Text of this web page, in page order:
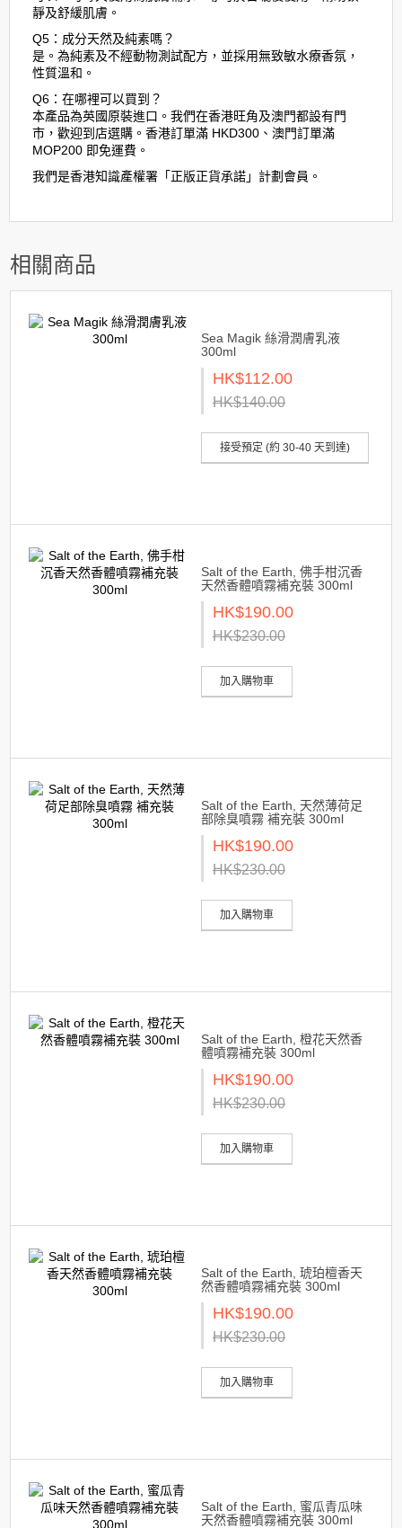
靜及舒緩肌膚。
Q5：成分天然及純素嗎？
是。為純素及不經動物測試配方，並採用無致敏水療香氛，
性質溫和。
Q6：在哪裡可以買到？
本產品為英國原裝進口。我們在香港旺角及澳門都設有門
市，歡迎到店選購。香港訂單滿 HKD300、澳門訂單滿
MOP200 即免運費。
我們是香港知識產權署「正版正貨承諾」計劃會員。
相關商品
Sea Magik 絲滑潤膚乳液
300ml
HK$112.00
HK$140.00
接受預定 (約 30-40 天到達)
Salt of the Earth, 佛手柑沉香
天然香體噴霧補充裝 300ml
HK$190.00
HK$230.00
加入購物車
Salt of the Earth, 天然薄荷足
部除臭噴霧 補充裝 300ml
HK$190.00
HK$230.00
加入購物車
Salt of the Earth, 橙花天然香
體噴霧補充裝 300ml
HK$190.00
HK$230.00
加入購物車
Salt of the Earth, 琥珀檀香天
然香體噴霧補充裝 300ml
HK$190.00
HK$230.00
加入購物車
Salt of the Earth, 蜜瓜青瓜味
天然香體噴霧補充裝 300ml